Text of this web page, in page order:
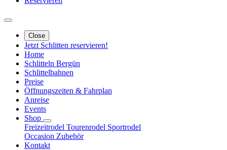
Close
Jetzt Schlitten reservieren!
Home
Schlitteln Bergün
Schlittelbahnen
Preise
Öffnungszeiten & Fahrplan
Anreise
Events
Shop
Freizeitrodel Tourenrodel Sportrodel
Occasion Zubehör
Kontakt